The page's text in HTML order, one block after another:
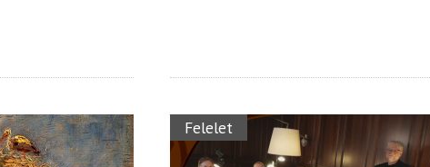
Felelet